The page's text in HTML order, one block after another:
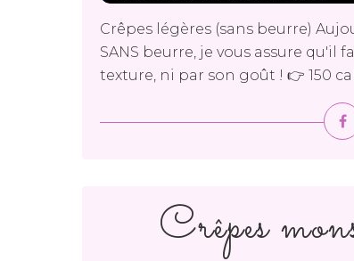
Crêpes légères (sans beurre)
SANS beurre, je vous assure qu'il
texture, ni par son goût ! 👉 150
Crêpes